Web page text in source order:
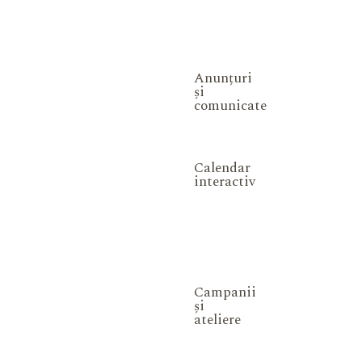
Anunțuri
și
comunicate
Calendar
interactiv
Campanii
și
ateliere